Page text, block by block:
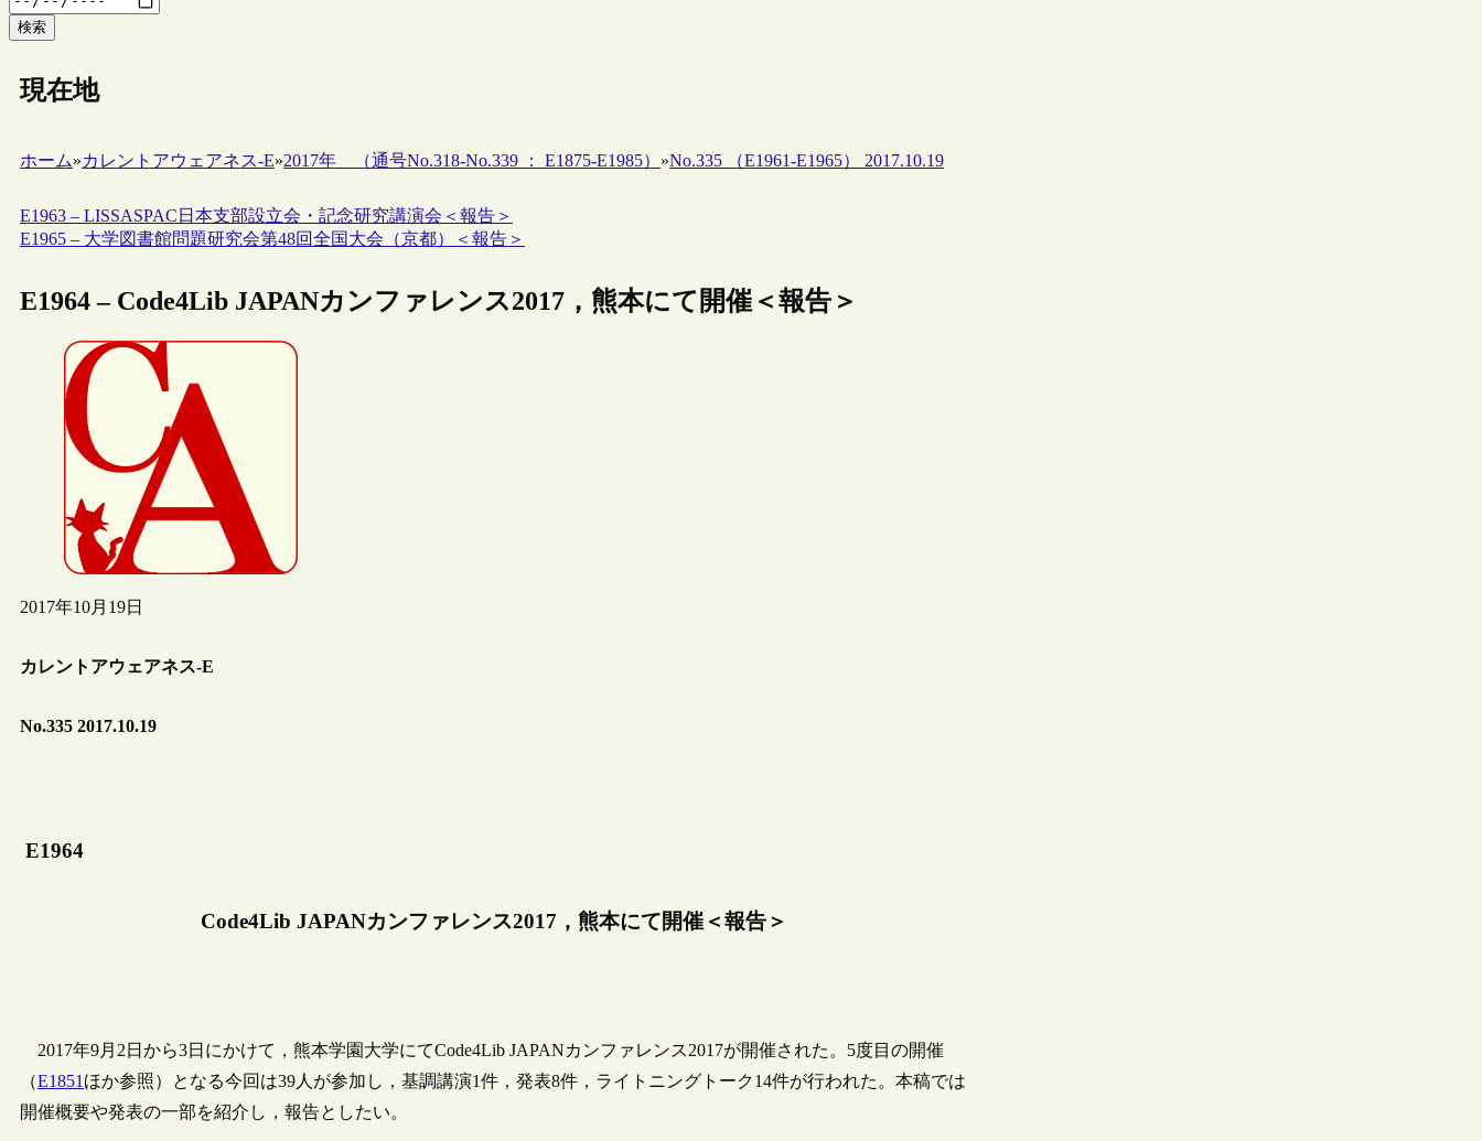
検索
現在地
ホーム»カレントアウェアネス-E»2017年 （通号No.318-No.339 ： E1875-E1985） »No.335 （E1961-E1965） 2017.10.19
E1963 – LISSASPAC日本支部設立会・記念研究講演会＜報告＞
E1965 – 大学図書館問題研究会第48回全国大会（京都）＜報告＞
E1964 – Code4Lib JAPANカンファレンス2017，熊本にて開催＜報告＞
2017年10月19日
カレントアウェアネス-E
No.335 2017.10.19
E1964
Code4Lib JAPANカンファレンス2017，熊本にて開催＜報告＞
2017年9月2日から3日にかけて，熊本学園大学にてCode4Lib JAPANカンファレンス2017が開催された。5度目の開催
（E1851 ほか参照）となる今回は39人が参加し，基調講演1件，発表8件，ライトニングトーク14件が行われた。本稿では
開催概要や発表の一部を紹介し，報告としたい。